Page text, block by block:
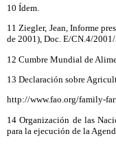
10 Ídem.
11 Ziegler, Jean, Informe
de 2001), Doc. E/CN.4/
12 Cumbre Mundial de
13 Declaración sobre
http://www.fao.org/family-
14 Organización de las
para la ejecución de la